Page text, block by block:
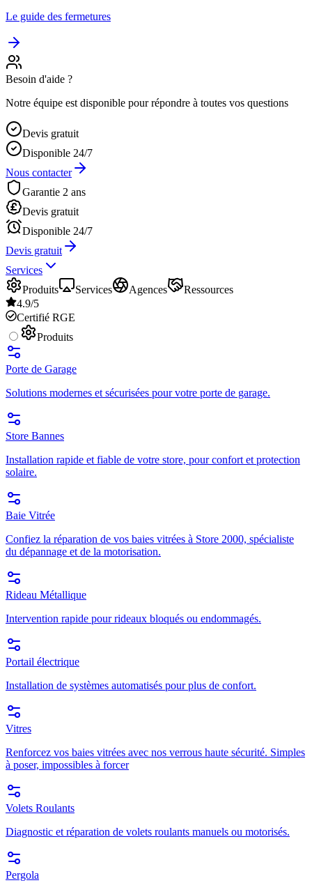
Le guide des fermetures
Besoin d'aide ?
Notre équipe est disponible pour répondre à toutes vos questions
Devis gratuit
Disponible 24/7
Nous contacter
Garantie 2 ans
Devis gratuit
Disponible 24/7
Devis gratuit
Services
Produits
Services Agences
Ressources
4.9/5
Certifié RGE
Produits
Porte de Garage
Solutions modernes et sécurisées pour votre porte de garage.
Store Bannes
Installation rapide et fiable de votre store, pour confort et protection
solaire.
Baie Vitrée
Confiez la réparation de vos baies vitrées à Store 2000, spécialiste
du dépannage et de la motorisation.
Rideau Métallique
Intervention rapide pour rideaux bloqués ou endommagés.
Portail électrique
Installation de systèmes automatisés pour plus de confort.
Vitres
Renforcez vos baies vitrées avec nos verrous haute sécurité. Simples
à poser, impossibles à forcer
Volets Roulants
Diagnostic et réparation de volets roulants manuels ou motorisés.
Pergola